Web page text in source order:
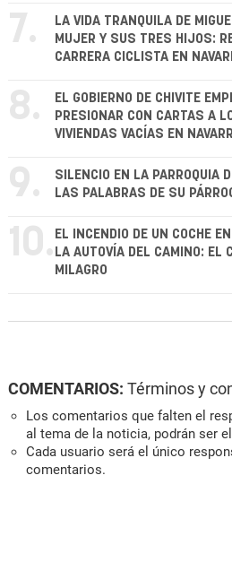
7.
LA VIDA TRANQUILA DE
MUJER Y SUS TRES HIJOS:
CARRERA CICLISTA EN
8.
EL GOBIERNO DE CHIVITE
PRESIONAR CON CARTAS A
VIVIENDAS VACÍAS EN
9.
SILENCIO EN LA PARROQUIA
LAS PALABRAS DE SU
10. EL INCENDIO DE UN COCHE
LA AUTOVÍA DEL CAMINO: EL
MILAGRO
COMENTARIOS: Términos y
Los comentarios que falten el
al tema de la noticia, podrán ser
Cada usuario será el único
comentarios.